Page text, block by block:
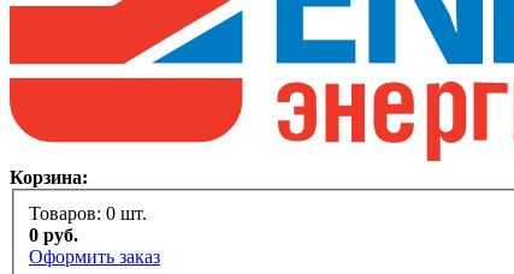
Корзина:
Товаров: 0 шт.
0 руб.
Оформить заказ